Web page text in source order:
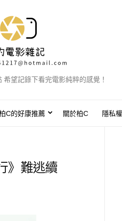
望記錄下看完電影純粹的感覺！
C的好康推薦 關於柏C 隱私
》難逃續